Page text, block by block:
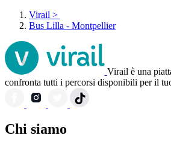
Virail >
Bus Lilla - Montpellier
Virail è una
confronta tutti i percorsi disponibili per il
Chi siamo